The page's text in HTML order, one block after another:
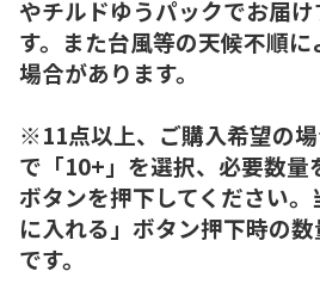
やチルドゆうパックでお届
す。また台風等の天候不順
場合があります。
※11点以上、ご購入希望の
で「10+」を選択、必要数量
ボタンを押下してください
に入れる」ボタン押下時の
です。